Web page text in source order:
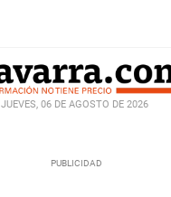
JUEVES, 06 DE AGOSTO DE 2026